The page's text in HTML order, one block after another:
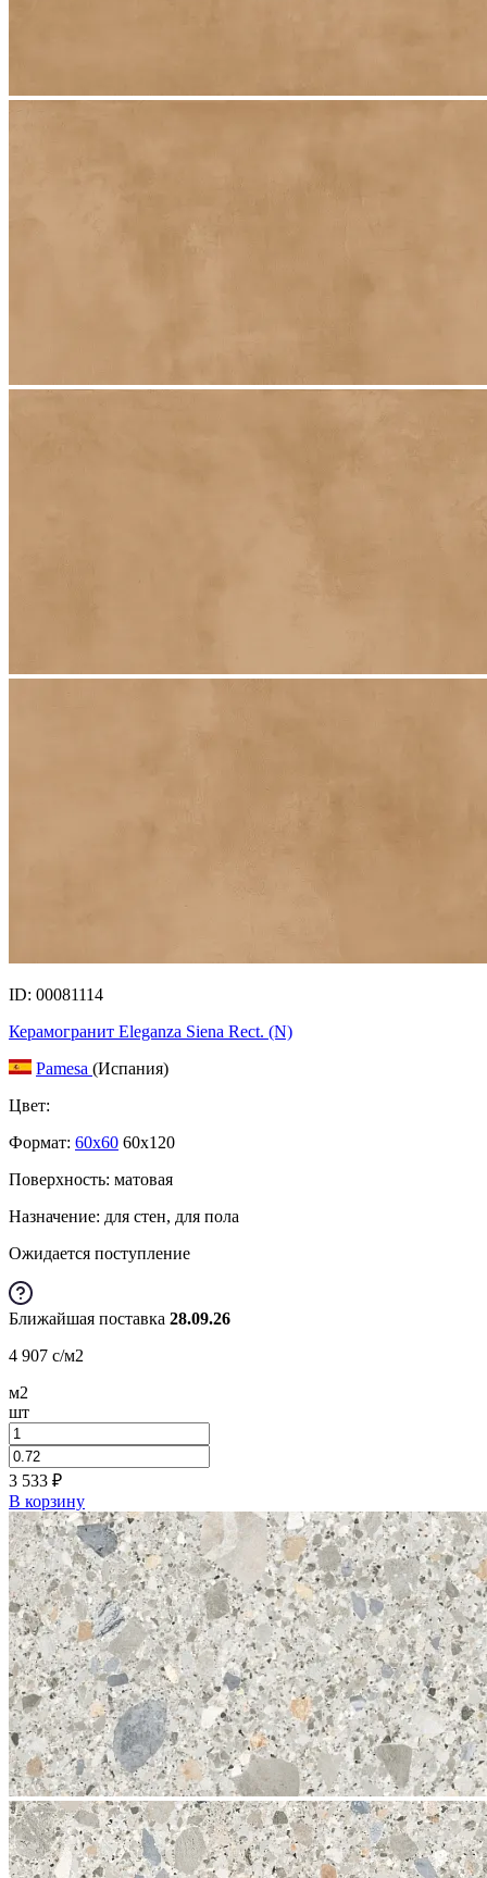
ID: 00081114
Керамогранит Eleganza Siena Rect. (N)
Pamesa (Испания)
Цвет:
Формат: 60x60 60x120
Поверхность: матовая
Назначение: для стен, для пола
Ожидается поступление
Ближайшая поставка 28.09.26
4 907 c/м2
м2
шт
3 533 ₽
В корзину